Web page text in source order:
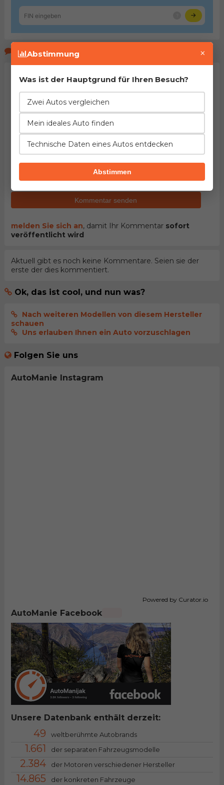
Kommentare der Seitenbeucher
HINWEIS:
Nutzungsbedingungen
gelesen und akzeptiert zu haben.
Kommentar senden
melden Sie sich an, damit Ihr Kommentar sofort
veröffentlicht wird
Aktuell gibt es noch keine Kommentare. Seien sie der
erste der dies kommentiert.
Ok, das ist cool, und nun was?
Nach weiteren Modellen von diesem Hersteller
schauen
Uns erlauben Ihnen ein Auto vorzuschlagen
Folgen Sie uns
AutoManie Instagram
Powered by Curator.io
AutoManie Facebook
Unsere Datenbank enthält derzeit:
49 weltberühmte Autobrands
1.661 der separaten Fahrzeugsmodelle
2.384 der Motoren verschiedener Hersteller
14.865 der konkreten Fahrzeuge
Abstimmung ×
Was ist der Hauptgrund für Ihren Besuch?
Zwei Autos vergleichen
Mein ideales Auto finden
Technische Daten eines Autos entdecken
Abstimmen